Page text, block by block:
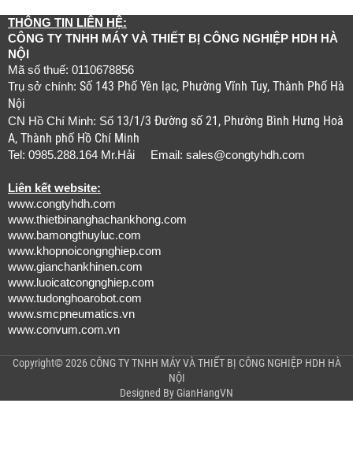
THÔNG TIN LIÊN HỆ:
CÔNG TY TNHH MÁY VÀ THIẾT BỊ CÔNG NGHIỆP HDH HÀ
NỘI
Mã số thuế: 0110678856
Trụ sở chính: Số 143 Phố Yên lạc, Phường Vĩnh Tuy, Thành Phố Hà
Nội
CN Hồ Chí Minh: Số 13/1/3 Đường số 21, Phường Bình Hưng Hoà
A, Thành phố Hồ Chí Minh
Tel: 0985.288.164 Mr.Hải Email: sales@congtyhdh.com
Liên kết website:
www.congtyhdh.com
www.thietbinanghachankhong.com
www.bamongthuyluc.com
www.khopnoicongnghiep.com
www.gianchankhinen.com
www.luoicatcongnghiep.com
www.tudonghoarobot.com
www.smcpneumatics.vn
www.convum.com.vn
Copyright© 2026 CÔNG TY TNHH MÁY VÀ THIẾT BỊ CÔNG NGHIỆP HDH HÀ
NỘI
Designed By GianHangVN